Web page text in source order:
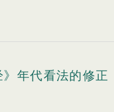
年代看法的修正